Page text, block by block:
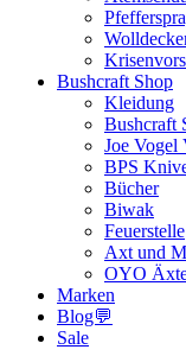
Bushcraft Shop
Kleidung
Bushcraft
Joe Vogel
BPS
Bücher
Biwak
Feuerstelle
Axt und
OYO
Marken
Blog💬
Sale